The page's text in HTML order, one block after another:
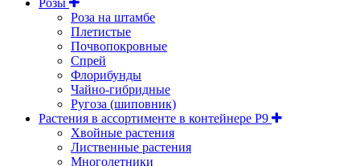
Роза на штамбе
Плетистые
Почвопокровные
Спрей
Флорибунды
Чайно-гибридные
Ругоза (шиповник)
Растения в ассортименте в контейнере P9
Хвойные растения
Лиственные растения
Многолетники